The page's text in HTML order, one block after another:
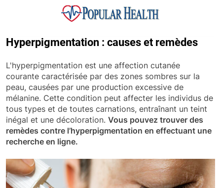
Popular Health
Hyperpigmentation : causes et remèdes
L'hyperpigmentation est une affection cutanée
courante caractérisée par des zones sombres sur la
peau, causées par une production excessive de
mélanine. Cette condition peut affecter les individus de
tous types et de toutes carnations, entraînant un teint
inégal et une décoloration. Vous pouvez trouver des
remèdes contre l’hyperpigmentation en effectuant une
recherche en ligne.